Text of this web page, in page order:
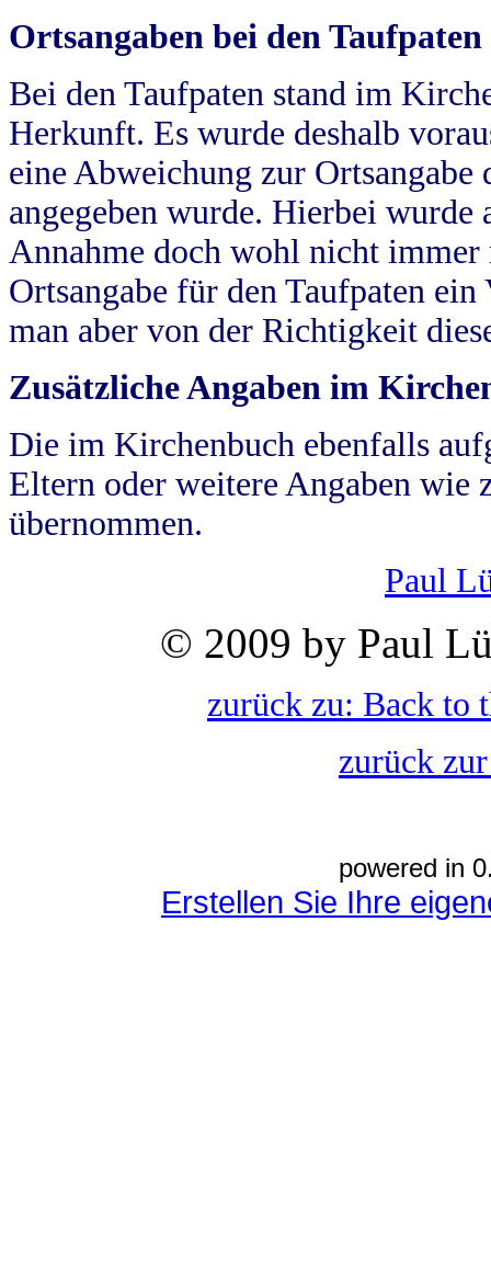
Ortsangaben bei den Taufpaten
Bei den Taufpaten stand im
Herkunft. Es wurde deshalb
eine Abweichung zur
angegeben wurde. Hierbei wurde
Annahme doch wohl nicht
Ortsangabe für den Taufpaten
man aber von der Richtigkeit
Zusätzliche Angaben im
Die im Kirchenbuch ebenfalls
Eltern oder weitere Angaben wie
übernommen.
Paul
© 2009 by Paul
zurück zu: Back to
zurück
powered in
Erstellen Sie Ihre